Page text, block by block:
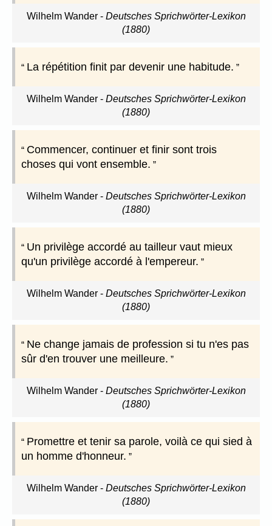
Wilhelm Wander- Deutsches Sprichwörter-Lexikon
(1880)
La répétition finit par devenir une habitude.
Wilhelm Wander- Deutsches Sprichwörter-Lexikon
(1880)
Commencer, continuer et finir sont trois
choses qui vont ensemble.
Wilhelm Wander- Deutsches Sprichwörter-Lexikon
(1880)
Un privilège accordé au tailleur vaut mieux
qu'un privilège accordé à l'empereur.
Wilhelm Wander- Deutsches Sprichwörter-Lexikon
(1880)
Ne change jamais de profession si tu n'es pas
sûr d'en trouver une meilleure.
Wilhelm Wander- Deutsches Sprichwörter-Lexikon
(1880)
Promettre et tenir sa parole, voilà ce qui sied à
un homme d'honneur.
Wilhelm Wander- Deutsches Sprichwörter-Lexikon
(1880)